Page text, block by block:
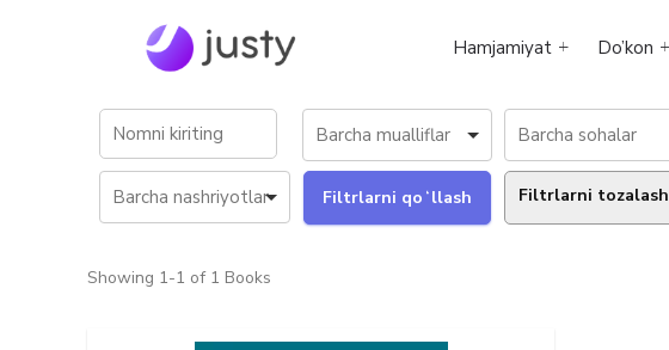
Hamjamiyat Do’kon
Filtrlarni tozalash
Showing 1-1 of 1 Books